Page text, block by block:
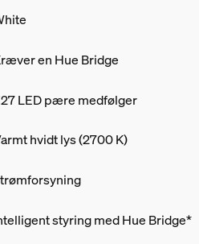
medfølger ikke.
en Hue Bridge
LED pære medfølger
hvidt lys (2700 K)
styring med Hue Bridge*